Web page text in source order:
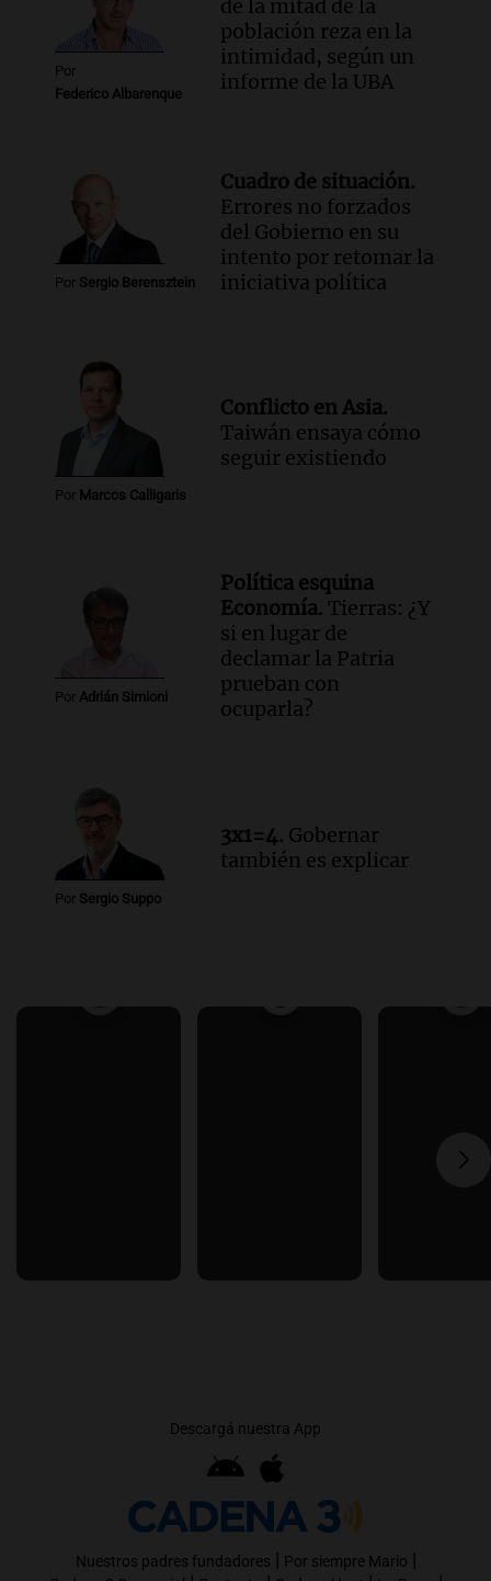
Por
Federico Albarenque
de la mitad de la
población reza en la
intimidad, según un
informe de la UBA
Por Sergio Berensztein
Cuadro de situación.
Errores no forzados
del Gobierno en su
intento por retomar la
iniciativa política
Por Marcos Calligaris
Conflicto en Asia.
Taiwán ensaya cómo
seguir existiendo
Por Adrián Simioni
Política esquina
Economía. Tierras: ¿Y
si en lugar de
declamar la Patria
prueban con
ocuparla?
Por Sergio Suppo
3x1=4. Gobernar
también es explicar
Descargá nuestra App
Nuestros padres fundadores | Por siempre Mario |